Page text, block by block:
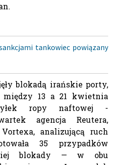
tankowiec powiązany
blokadą irańskie porty,
między 13 a 21 kwietnia
ropy naftowej -
agencja Reutera,
analizującą ruch
35 przypadków
blokady — w obu